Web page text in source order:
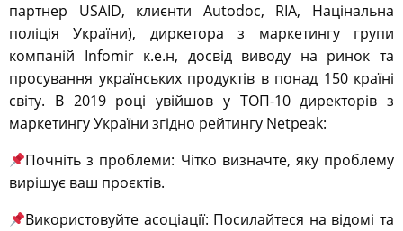
партнер USAID, клиєнти Autodoc, RIA, Націнальна
поліція України), диркетора з маркетингу групи
компаній Infomir к.е.н, досвід виводу на ринок та
просування українських продуктів в понад 150 країні
світу. В 2019 році увійшов у ТОП-10 директорів з
маркетингу України згідно рейтингу Netpeak:
Почніть з проблеми: Чітко визначте, яку проблему
вирішує ваш проєктів.
Використовуйте асоціації: Посилайтеся на відомі та